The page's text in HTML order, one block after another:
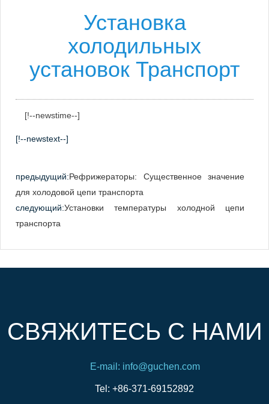
Установка
холодильных
установок Транспорт
[!--newstime--]
[!--newstext--]
предыдущий:Рефрижераторы: Существенное значение
для холодовой цепи транспорта
следующий:Установки температуры холодной цепи
транспорта
СВЯЖИТЕСЬ С НАМИ
E-mail: info@guchen.com
Tel: +86-371-69152892